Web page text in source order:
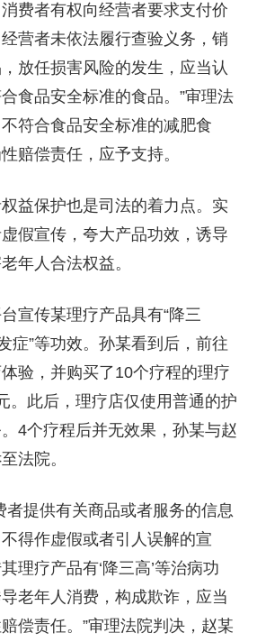
费者有权向经营者要求支付价
营者未依法履行查验义务，销
放任损害风险的发生，应当认
食品安全标准的食品。”审理法
符合食品安全标准的减肥食
赔偿责任，应予支持。
保护也是司法的着力点。实
假宣传，夸大产品功效，诱导
年人合法权益。
传某理疗产品具有“降三
症”等功效。孙某看到后，前往
验，并购买了10个疗程的理疗
。此后，理疗店仅使用普通的护
4个疗程后并无效果，孙某与赵
法院。
提供有关商品或者服务的信息
得作虚假或者引人误解的宣
理疗产品有‘降三高’等治病功
老年人消费，构成欺诈，应当
偿责任。”审理法院判决，赵某